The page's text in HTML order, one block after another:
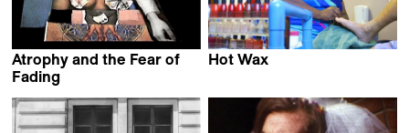
Atrophy and the Fear of
Fading
Hot Wax